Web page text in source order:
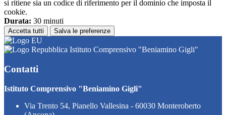
si ritiene sia un codice di riferimento per il dominio che imposta il
cookie.
Durata: 30 minuti
Accetta tutti Salva le preferenze
Istituto Comprensivo "Beniamino Gigli"
Contatti
Istituto Comprensivo "Beniamino Gigli"
Via Trento 54, Pianello Vallesina - 60030 Monteroberto